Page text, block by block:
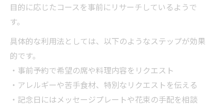
目的に応じたコースを事前にリサーチしているようで
す。
具体的な利用法としては、以下のようなステップが効果
的です。
・事前予約で希望の席や料理内容をリクエスト
・アレルギーや苦手食材、特別なリクエストを伝える
・記念日にはメッセージプレートや花束の手配を相談